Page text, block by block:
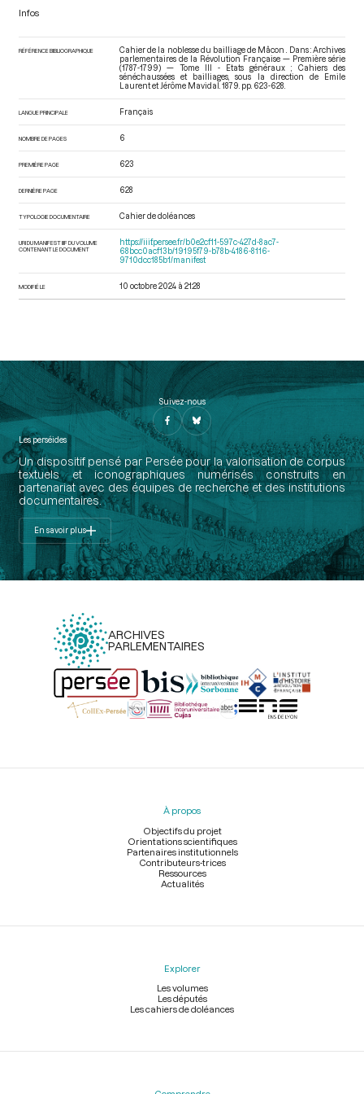
Infos
RÉFÉRENCE BIBLIOGRAPHIQUE
Cahier de la noblesse du bailliage de Mâcon . Dans : Archives
parlementaires de la Révolution Française — Première série
(1787-1799) — Tome III - Etats généraux ; Cahiers des
sénéchaussées et bailliages , sous la direction de Emile
Laurent et Jérôme Mavidal. 1879. pp. 623-628.
LANGUE PRINCIPALE Français
NOMBRE DE PAGES 6
PREMIÈRE PAGE 623
DERNIÈRE PAGE 628
TYPOLOGIE DOCUMENTAIRE Cahier de doléances
URI DU MANIFEST IIIF DU VOLUME
CONTENANT LE DOCUMENT
https://iiif.persee.fr/b0e2cf11-597c-427d-8ac7-
68bcc0acf13b/19195f79-b78b-4186-8116-
9710dcc185b1/manifest
MODIFIÉ LE 10 octobre 2024 à 21:28
Suivez-nous
Les perséides
Un dispositif pensé par Persée pour la valorisation de corpus
textuels et iconographiques numérisés construits en
partenariat avec des équipes de recherche et des institutions
documentaires.
En savoir plus
ARCHIVES
PARLEMENTAIRES
Menu
À propos
Objectifs du projet
Orientations scientifiques
Partenaires institutionnels
Contributeurs-trices
Ressources
Actualités
Explorer
Les volumes
Les députés
Les cahiers de doléances